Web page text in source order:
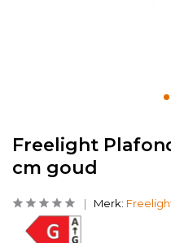
Freelight
cm goud
Merk: